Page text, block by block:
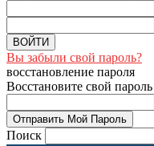
Вы забыли свой пароль?
восстановление пароля
Восстановите свой пароль
Поиск